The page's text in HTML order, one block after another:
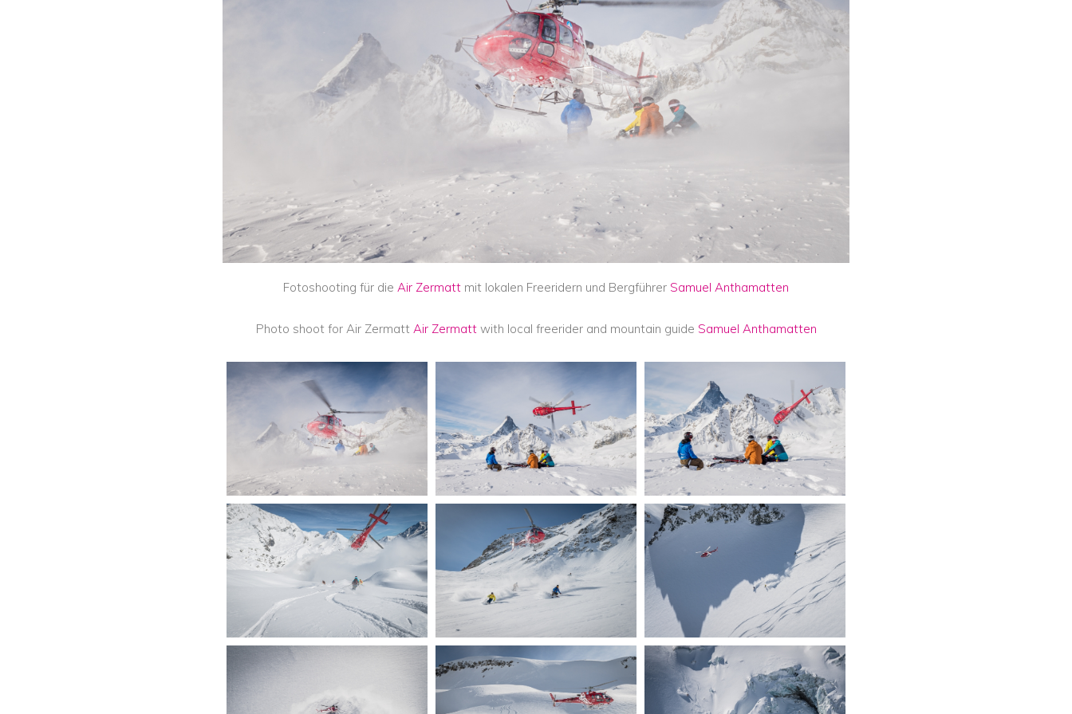
Fotoshooting für die Air Zermatt mit lokalen Freeridern und Bergführer Samuel Anthamatten
Photo shoot for Air Zermatt Air Zermattwith local freerider and mountain guide Samuel Anthamatten